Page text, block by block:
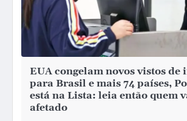
EUA congelam novos vistos de
para Brasil e mais 74 países,
está na Lista: leia então quem
afetado